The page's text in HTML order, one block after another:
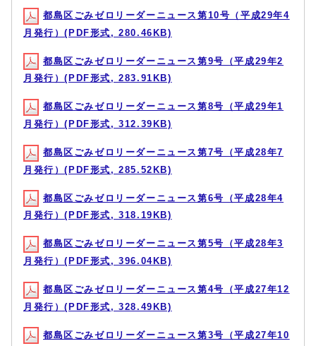
都島区ごみゼロリーダーニュース第10号（平成29年4
月発行）(PDF形式, 280.46KB)
都島区ごみゼロリーダーニュース第9号（平成29年2
月発行）(PDF形式, 283.91KB)
都島区ごみゼロリーダーニュース第8号（平成29年1
月発行）(PDF形式, 312.39KB)
都島区ごみゼロリーダーニュース第7号（平成28年7
月発行）(PDF形式, 285.52KB)
都島区ごみゼロリーダーニュース第6号（平成28年4
月発行）(PDF形式, 318.19KB)
都島区ごみゼロリーダーニュース第5号（平成28年3
月発行）(PDF形式, 396.04KB)
都島区ごみゼロリーダーニュース第4号（平成27年12
月発行）(PDF形式, 328.49KB)
都島区ごみゼロリーダーニュース第3号（平成27年10